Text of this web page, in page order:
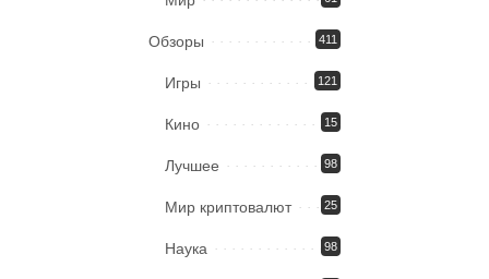
Обзоры 411
Игры 121
Кино 15
Лучшее 98
Мир криптовалют 25
Наука 98